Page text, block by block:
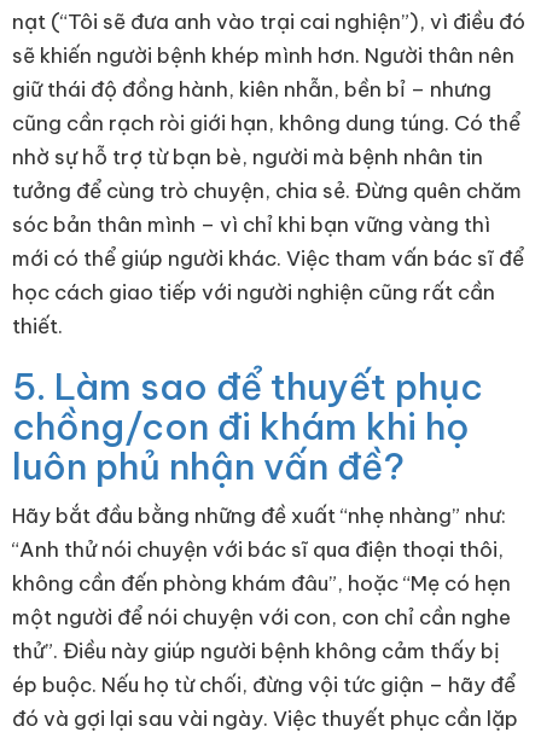
nạt (“Tôi sẽ đưa anh vào trại cai nghiện”), vì điều đó
sẽ khiến người bệnh khép mình hơn. Người thân nên
giữ thái độ đồng hành, kiên nhẫn, bền bỉ – nhưng
cũng cần rạch ròi giới hạn, không dung túng. Có thể
nhờ sự hỗ trợ từ bạn bè, người mà bệnh nhân tin
tưởng để cùng trò chuyện, chia sẻ. Đừng quên chăm
sóc bản thân mình – vì chỉ khi bạn vững vàng thì
mới có thể giúp người khác. Việc tham vấn bác sĩ để
học cách giao tiếp với người nghiện cũng rất cần
thiết.
5. Làm sao để thuyết phục
chồng/con đi khám khi họ
luôn phủ nhận vấn đề?
Hãy bắt đầu bằng những đề xuất “nhẹ nhàng” như:
“Anh thử nói chuyện với bác sĩ qua điện thoại thôi,
không cần đến phòng khám đâu”, hoặc “Mẹ có hẹn
một người để nói chuyện với con, con chỉ cần nghe
thử”. Điều này giúp người bệnh không cảm thấy bị
ép buộc. Nếu họ từ chối, đừng vội tức giận – hãy để
đó và gợi lại sau vài ngày. Việc thuyết phục cần lặp